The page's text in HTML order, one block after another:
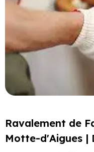
Ravalement de
Motte-d'Aigues |